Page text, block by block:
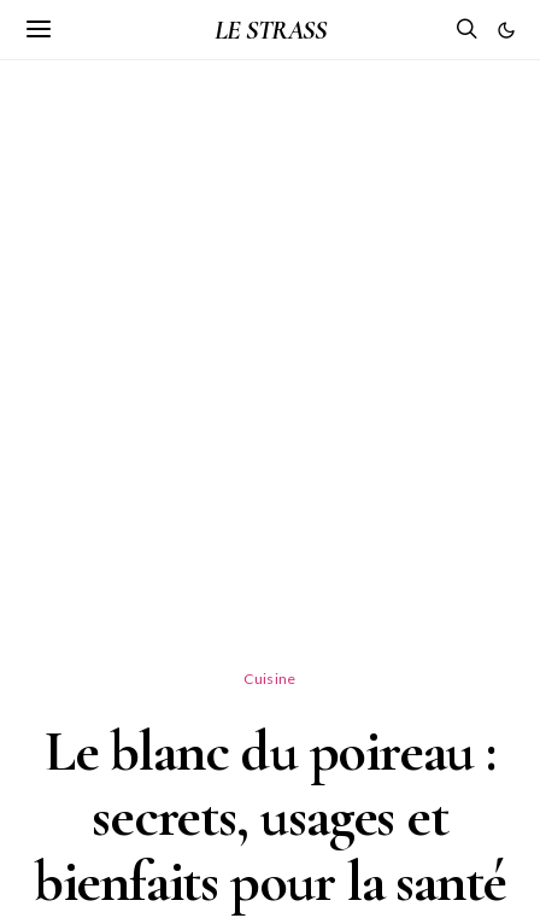
LE STRASS
Cuisine
Le blanc du poireau :
secrets, usages et
bienfaits pour la santé